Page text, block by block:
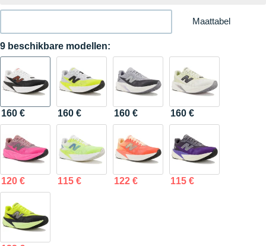
Maattabel
9 beschikbare modellen:
160 € 160 € 160 € 160 €
120 € 115 € 122 € 115 €